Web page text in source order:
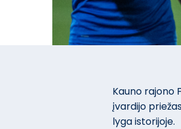
Kauno rajono
įvardijo
lyga istorijoje.